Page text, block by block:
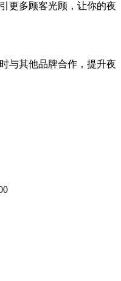
多顾客光顾，让你的夜
其他品牌合作，提升夜